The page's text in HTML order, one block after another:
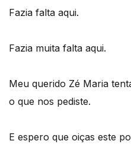
Fazia falta aqui.
Fazia muita falta aqui.
Meu querido Zé Maria
o que nos pediste.
E espero que oiças este